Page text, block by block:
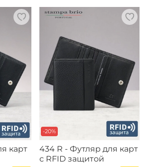
карт
-20%
434 R - Футляр для карт
с RFID защитой